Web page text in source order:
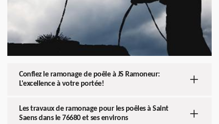
Confiez le ramonage de poêle à JS Ramoneur:
L'excellence à votre portée!
Les travaux de ramonage pour les poêles à Saint
Saens dans le 76680 et ses environs